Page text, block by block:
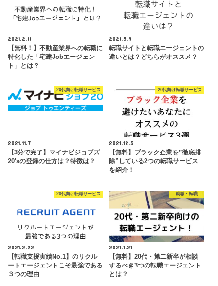
2021.2.11
【無料！】不動産業界への転職に
特化した「宅建Jobエージェン
ト」とは？
2021.5.9
転職サイトと転職エージェントの
違いとは？どちらがオススメ？
20代向け転職サービス
2021.11.7
【3分で完了】マイナビジョブズ
20'sの登録の仕方は？特徴は？
20代向け転職サービス
2021.12.5
【無料】ブラック企業を”徹底排
除”している2つの転職サービス
を紹介！
20代向け転職サービス
2021.2.22
【転職支援実績No.1】のリクル
ートエージェントこそ最強である
３つの理由
就職・転職
2021.1.21
【無料】20代・第二新卒が相談
するべき3つの転職エージェント
とは？